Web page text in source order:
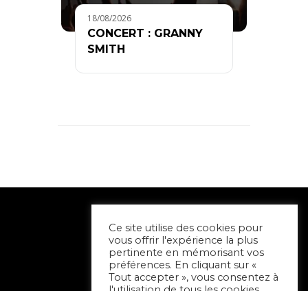
18/08/2026
CONCERT : GRANNY
SMITH
Ce site utilise des cookies pour
vous offrir l'expérience la plus
pertinente en mémorisant vos
préférences. En cliquant sur «
Tout accepter », vous consentez à